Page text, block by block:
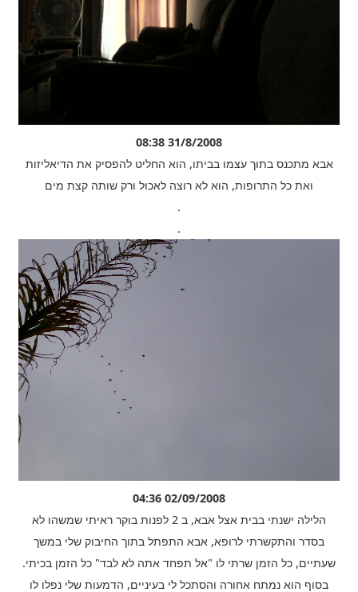
31/8/2008 08:38
אבא מתכנס בתוך עצמו בביתו, הוא החליט להפסיק את הדיאליזות
ואת כל התרופות, הוא לא רוצה לאכול ורק שותה קצת מים
.
.
02/09/2008 04:36
הלילה ישנתי בבית אצל אבא, ב 2 לפנות בוקר ראיתי שמשהו לא
בסדר והתקשרתי לרופא, אבא התפתל בתוך החיבוק שלי במשך
שעתיים, כל הזמן שרתי לו "אל תפחד אתה לא לבד" כל הזמן בכיתי.
בסוף הוא נמתח אחורה והסתכל לי בעיניים, הדמעות שלי נפלו לו